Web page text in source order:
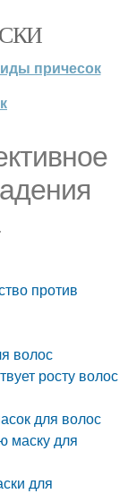
причесок
против
волос
росту волос
для волос
маску для
для